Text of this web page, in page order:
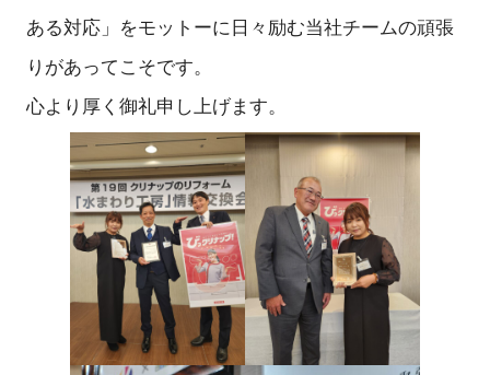
ある対応」をモットーに日々励む当社チームの頑張
りがあってこそです。
心より厚く御礼申し上げます。